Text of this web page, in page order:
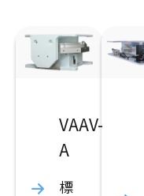
VAAV-
A
標